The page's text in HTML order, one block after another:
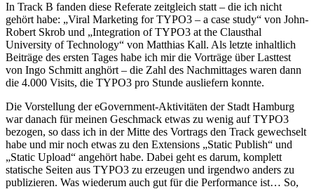
In Track B fanden diese Referate zeitgleich statt – die ich nicht
gehört habe: „Viral Marketing for TYPO3 – a case study“ von John-
Robert Skrob und „Integration of TYPO3 at the Clausthal
University of Technology“ von Matthias Kall. Als letzte inhaltlich
Beiträge des ersten Tages habe ich mir die Vorträge über Lasttest
von Ingo Schmitt anghört – die Zahl des Nachmittages waren dann
die 4.000 Visits, die TYPO3 pro Stunde ausliefern konnte.
Die Vorstellung der eGovernment-Aktivitäten der Stadt Hamburg
war danach für meinen Geschmack etwas zu wenig auf TYPO3
bezogen, so dass ich in der Mitte des Vortrags den Track gewechselt
habe und mir noch etwas zu den Extensions „Static Publish“ und
„Static Upload“ angehört habe. Dabei geht es darum, komplett
statische Seiten aus TYPO3 zu erzeugen und irgendwo anders zu
publizieren. Was wiederum auch gut für die Performance ist… So,